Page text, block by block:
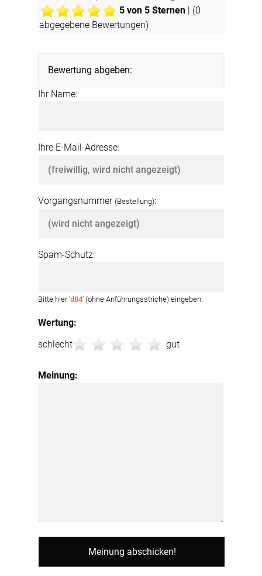
5 von 5 Sternen | (0
abgegebene Bewertungen)
Bewertung abgeben:
Wertung:
schlecht
gut
Meinung:
Ihr Name:
Ihre E-Mail-Adresse:
Vorgangsnummer (Bestellung):
Spam-Schutz:
Bitte hier 'd84' (ohne Anführungsstriche) eingeben.